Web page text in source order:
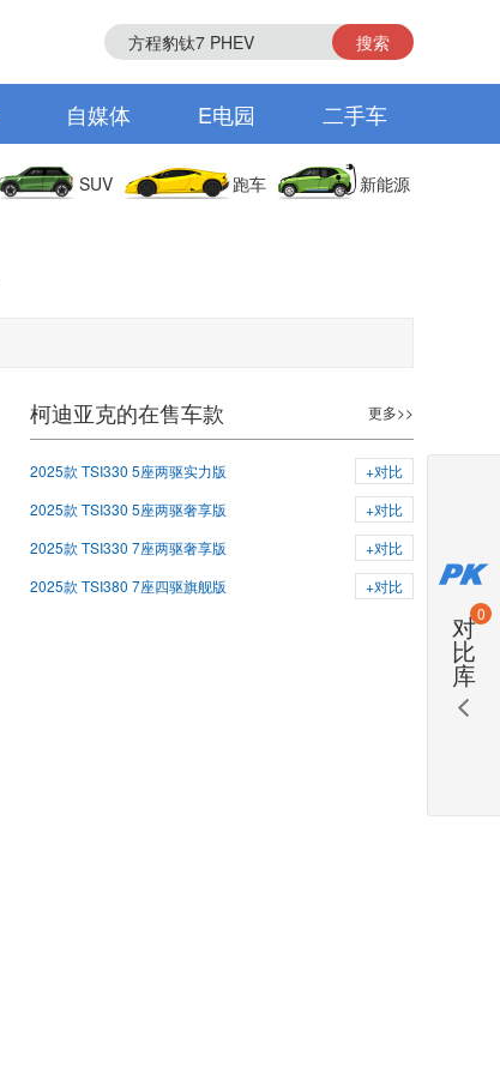
搜索
自媒体 E电园 二手车
SUV 跑车 新能源
更多>>
柯迪亚克的在售车款
+对比
2025款 TSI330 5座两驱实力版
+对比
2025款 TSI330 5座两驱奢享版
+对比
2025款 TSI330 7座两驱奢享版
+对比
2025款 TSI380 7座四驱旗舰版
对
比
库
0